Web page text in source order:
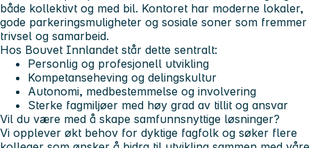
både kollektivt og med bil. Kontoret har moderne lokaler,
gode parkeringsmuligheter og sosiale soner som fremmer
trivsel og samarbeid.
Hos Bouvet Innlandet står dette sentralt:
Personlig og profesjonell utvikling
Kompetanseheving og delingskultur
Autonomi, medbestemmelse og involvering
Sterke fagmiljøer med høy grad av tillit og ansvar
Vil du være med å skape samfunnsnyttige løsninger?
Vi opplever økt behov for dyktige fagfolk og søker flere